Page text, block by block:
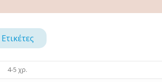
Ετικέτες
4-5 χρ.